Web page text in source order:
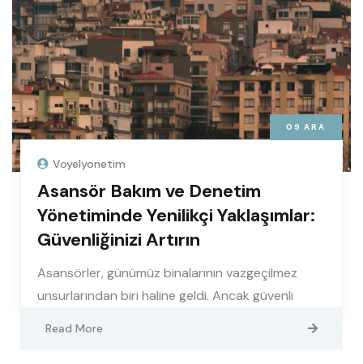
09 ARA
Voyelyonetim
Asansör Bakım ve Denetim
Yönetiminde Yenilikçi Yaklaşımlar:
Güvenliğinizi Artırın
Asansörler, günümüz binalarının vazgeçilmez
unsurlarından biri haline geldi. Ancak güvenli
Read More